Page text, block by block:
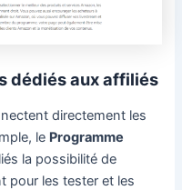
dédiés aux affiliés
directement les
le Programme
la possibilité de
pour les tester et les